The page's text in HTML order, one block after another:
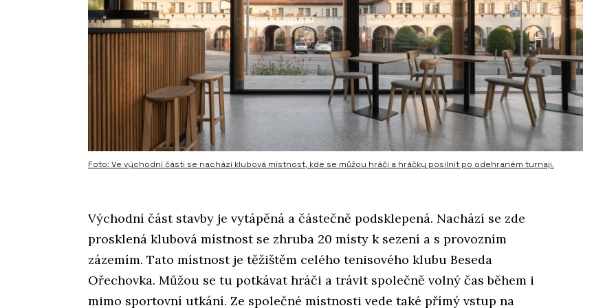
Foto: Ve východní části se nachází klubová místnost, kde se můžou hráči a hráčky posilnit po odehraném turnaji.
Východní část stavby je vytápěná a částečně podsklepená. Nachází se zde
prosklená klubová místnost se zhruba 20 místy k sezení a s provozním
zázemím. Tato místnost je těžištěm celého tenisového klubu Beseda
Ořechovka. Můžou se tu potkávat hráči a trávit společně volný čas během i
mimo sportovní utkání. Ze společné místnosti vede také přímý vstup na